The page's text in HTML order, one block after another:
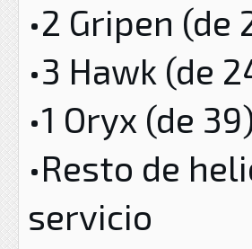
•2 Gripen (de
•3 Hawk (de
•1 Oryx (de
•Resto de
servicio